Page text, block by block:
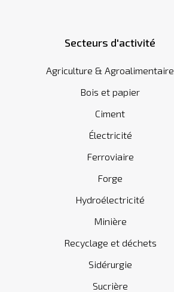
Secteurs d'activité
Agriculture & Agroalimentaire
Bois et papier
Ciment
Électricité
Ferroviaire
Forge
Hydroélectricité
Minière
Recyclage et déchets
Sidérurgie
Sucrière